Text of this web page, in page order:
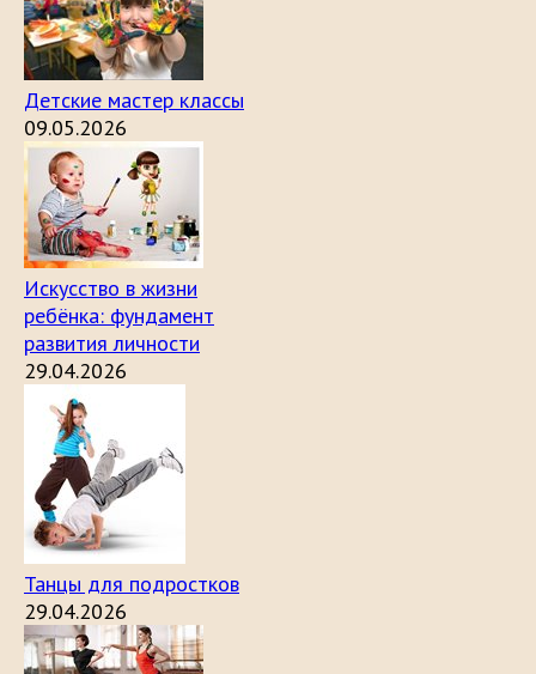
Детские мастер классы
09.05.2026
Искусство в жизни
ребёнка: фундамент
развития личности
29.04.2026
Танцы для подростков
29.04.2026